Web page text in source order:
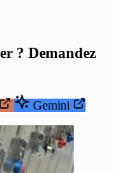
? Demandez
Gemini